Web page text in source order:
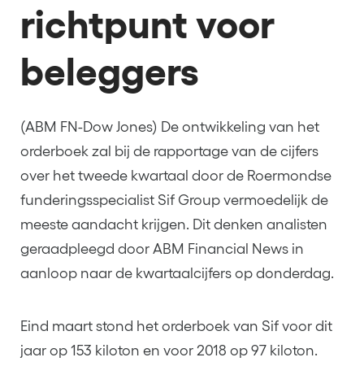
richtpunt voor
beleggers
(ABM FN-Dow Jones) De ontwikkeling van het
orderboek zal bij de rapportage van de cijfers
over het tweede kwartaal door de Roermondse
funderingsspecialist Sif Group vermoedelijk de
meeste aandacht krijgen. Dit denken analisten
geraadpleegd door ABM Financial News in
aanloop naar de kwartaalcijfers op donderdag.
Eind maart stond het orderboek van Sif voor dit
jaar op 153 kiloton en voor 2018 op 97 kiloton.